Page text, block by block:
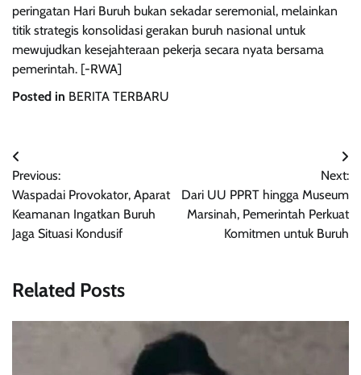
peringatan Hari Buruh bukan sekadar seremonial, melainkan
titik strategis konsolidasi gerakan buruh nasional untuk
mewujudkan kesejahteraan pekerja secara nyata bersama
pemerintah. [-RWA]
Posted in BERITA TERBARU
Post
navigation
Previous:
Waspadai Provokator, Aparat
Keamanan Ingatkan Buruh
Jaga Situasi Kondusif
Next:
Dari UU PPRT hingga Museum
Marsinah, Pemerintah Perkuat
Komitmen untuk Buruh
Related Posts